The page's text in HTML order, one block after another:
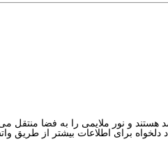
برای اطلاعات بیشتر از طریق